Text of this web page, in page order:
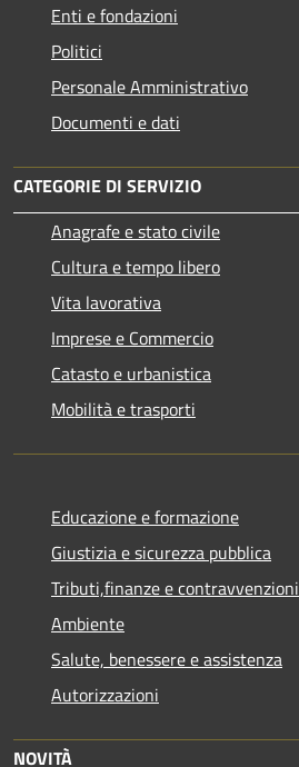
Enti e fondazioni
Politici
Personale Amministrativo
Documenti e dati
CATEGORIE DI SERVIZIO
Anagrafe e stato civile
Cultura e tempo libero
Vita lavorativa
Imprese e Commercio
Catasto e urbanistica
Mobilità e trasporti
Educazione e formazione
Giustizia e sicurezza pubblica
Tributi,finanze e contravvenzioni
Ambiente
Salute, benessere e assistenza
Autorizzazioni
NOVITÀ